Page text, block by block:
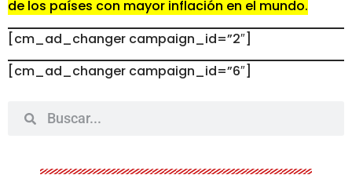
de los países con mayor inflación en el mundo.
[cm_ad_changer campaign_id=”2″]
[cm_ad_changer campaign_id=”6″]